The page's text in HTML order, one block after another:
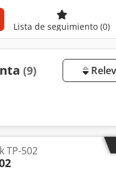
Lista de seguimiento (0)
(9)
TP-502